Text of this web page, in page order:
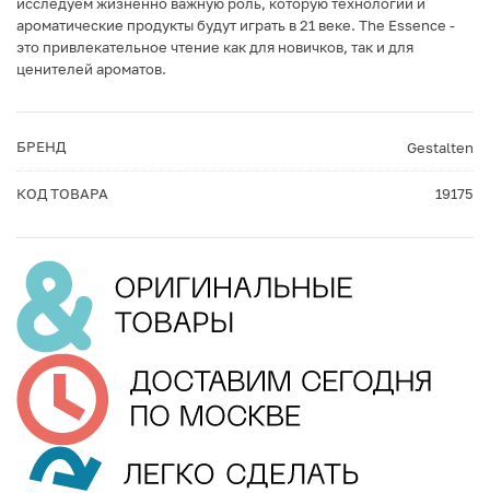
исследуем жизненно важную роль, которую технологии и
ароматические продукты будут играть в 21 веке. The Essence -
это привлекательное чтение как для новичков, так и для
ценителей ароматов.
БРЕНД Gestalten
КОД ТОВАРА 19175